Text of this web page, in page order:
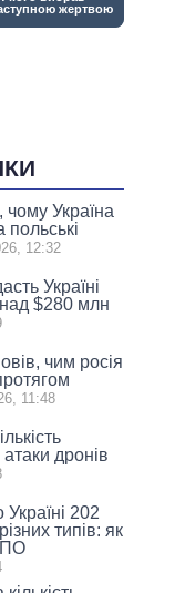
Україна
польські
12:32
Україні
$280 млн
чим росія
11:48
дронів
202
типів: як